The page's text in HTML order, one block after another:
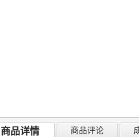
商品详情 商品评论